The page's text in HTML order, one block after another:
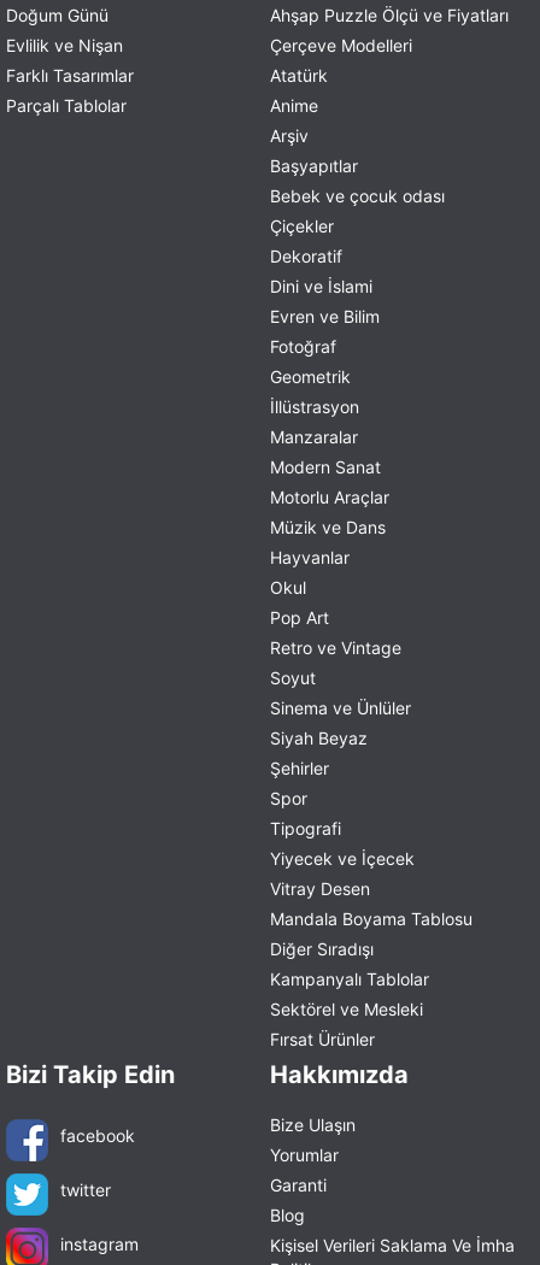
Doğum Günü
Evlilik ve Nişan
Farklı Tasarımlar
Parçalı Tablolar
Ahşap Puzzle Ölçü ve Fiyatları
Çerçeve Modelleri
Atatürk
Anime
Arşiv
Başyapıtlar
Bebek ve çocuk odası
Çiçekler
Dekoratif
Dini ve İslami
Evren ve Bilim
Fotoğraf
Geometrik
İllüstrasyon
Manzaralar
Modern Sanat
Motorlu Araçlar
Müzik ve Dans
Hayvanlar
Okul
Pop Art
Retro ve Vintage
Soyut
Sinema ve Ünlüler
Siyah Beyaz
Şehirler
Spor
Tipografi
Yiyecek ve İçecek
Vitray Desen
Mandala Boyama Tablosu
Diğer Sıradışı
Kampanyalı Tablolar
Sektörel ve Mesleki
Fırsat Ürünler
Bizi Takip Edin
facebook
twitter
instagram
Hakkımızda
Bize Ulaşın
Yorumlar
Garanti
Blog
Kişisel Verileri Saklama Ve İmha